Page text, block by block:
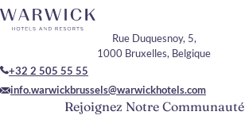
Rejoignez Notre Communauté
Rue Duquesnoy, 5,
1000 Bruxelles, Belgique
+32 2 505 55 55
info.warwickbrussels@warwickhotels.com